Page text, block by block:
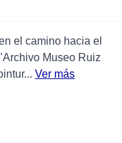
el camino hacia el
Museo Ruiz
Ver más